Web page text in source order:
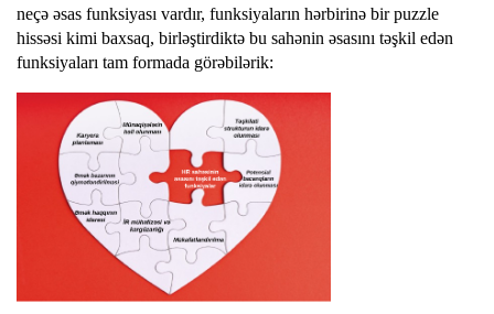
neçə əsas funksiyası vardır, funksiyaların hərbirinə bir puzzle
hissəsi kimi baxsaq, birləştirdiktə bu sahənin əsasını təşkil edən
funksiyaları tam formada görəbilərik: